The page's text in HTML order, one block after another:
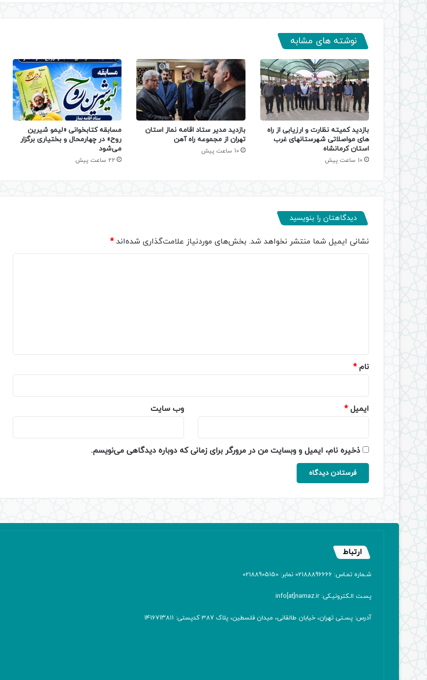
نوشته های مشابه
بازدید کمیته نظارت و ارزیابی از راه
های مواصلاتی شهرستانهای غرب
استان کرمانشاه
10 ساعت پیش
بازدید مدیر ستاد اقامه نماز استان
تهران از مجموعه راه آهن
10 ساعت پیش
مسابقه کتابخوانی «لیمو شیرین
روح» در چهارمحال و بختیاری برگزار
می‌شود
22 ساعت پیش
دیدگاهتان را بنویسید
نشانی ایمیل شما منتشر نخواهد شد. بخش‌های موردنیاز علامت‌گذاری شده‌اند*
نام*
ایمیل* وب‌ سایت
ذخیره نام، ایمیل و وبسایت من در مرورگر برای زمانی که دوباره دیدگاهی می‌نویسم.
ارتباط
شـماره تمـاس: 02188896666 نمابر: 02188905150
پسـت الـکترونیـکی: info[at]namaz.ir
آدرس: پسـتی تهران، خیابان طالقانی، میدان فلسطین، پلاک 387 کدپستی: ۱۴۱۶۷۱۳۸۱۱